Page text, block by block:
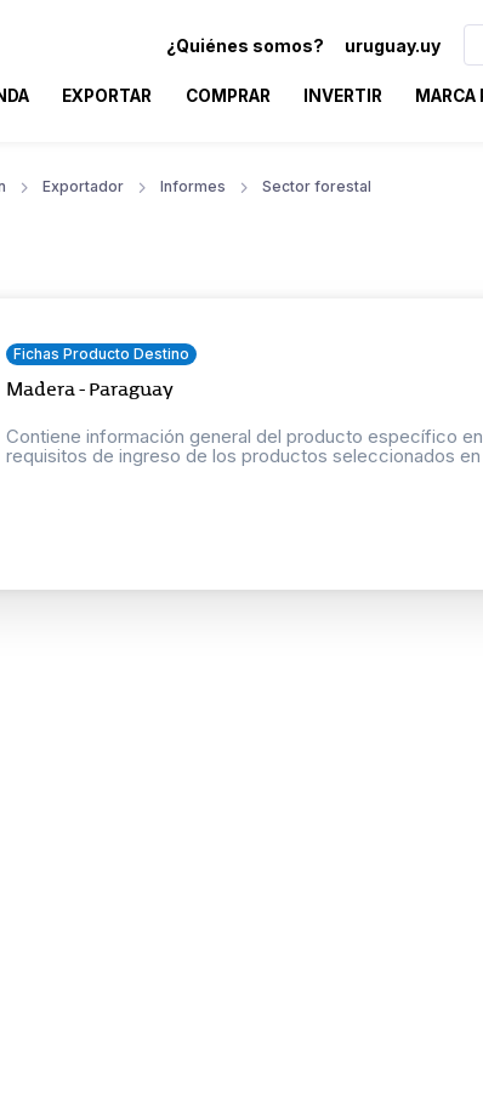
¿Quiénes somos? uruguay.uy
EXPORTAR COMPRAR INVERTIR MARCA
Exportador Informes Sector forestal
Fichas Producto Destino
Madera - Paraguay
Contiene información general del producto específico
requisitos de ingreso de los productos seleccionados en